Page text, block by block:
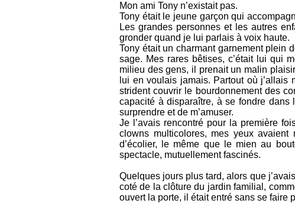
Mon ami Tony n’existait pas.
Tony était le jeune garçon qui
Les grandes personnes et les autres
gronder quand je lui parlais à voix haute.
Tony était un charmant garnement plein
sage. Mes rares bêtises, c’était lui qui
milieu des gens, il prenait un malin
lui en voulais jamais. Partout où j’allais
strident couvrir le bourdonnement des
capacité à disparaître, à se fondre
surprendre et de m’amuser.
Je l’avais rencontré pour la première
clowns multicolores, mes yeux
d’écolier, le même que le mien au
spectacle, mutuellement fascinés.
Quelques jours plus tard, alors que
coté de la clôture du jardin familial,
ouvert la porte, il était entré sans se faire